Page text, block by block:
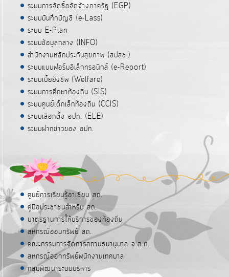
ระบบการจัดซื้อจัดจ้างภาครัฐ (EGP)
ระบบบันทึกบัญชี (e-Lass)
ระบบ E-Plan
ระบบข้อมูลกลาง (INFO)
สำนักงานหลักประกันสุขภาพ (สปสช.)
ระบบแบบฟอร์มอิเล็กทรอนิกส์ (e-Report)
ระบบเบี้ยยังชีพ (Welfare)
ระบบการศึกษาท้องถิ่น (SIS)
ระบบศูนย์เด็กเล็กท้องถิ่น (CCIS)
ระบบเลือกตั้ง อปท. (ELE)
ระบบฝากข่าวของ อปท.
ศูนย์การเรียนรู้อาเซียน สถ.
คู่มือประชาชนสำหรับ สถ.
มาตรฐานการให้บริการของท้องถิ่น
สหกรณ์ออมทรัพย์ สถ.
คณะกรรมการจัดการสถานธนานุบาล จ.ส.ท.
สหกรณ์ออกทรัพย์พนักงานเทศบาล
กลุ่มพัฒนาระบบบริหาร